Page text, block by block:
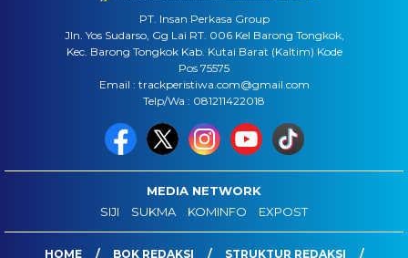
PT. Insan Perkasa Group
Jln. Yos Sudarso, Gg Lai RT. 006 Kel Barong Tongkok,
Kec. Barong Tongkok Kab. Kutai Barat (Kaltim) Kode
Pos 75575
Email : trackperistiwa.com@gmail.com
Telp/Wa : 081211422018
MEDIA NETWORK
SIJI
SUKMA KOMINFO EXPOST
HOME BOK REDAKSI STRUKTUR REDAKSI